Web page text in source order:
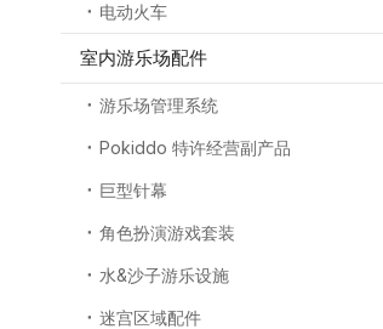
电动火车
室内游乐场配件
游乐场管理系统
Pokiddo 特许经营副产品
巨型针幕
角色扮演游戏套装
水&沙子游乐设施
迷宫区域配件